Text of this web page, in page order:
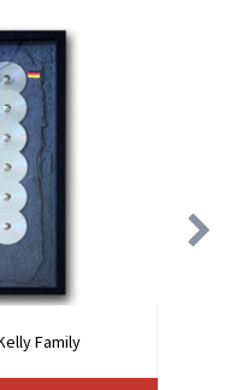
Family